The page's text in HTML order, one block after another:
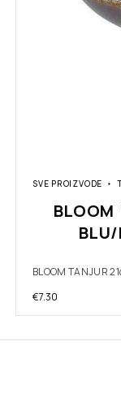
SVE PROIZVODE
BLOOM TANJUR
€7.30